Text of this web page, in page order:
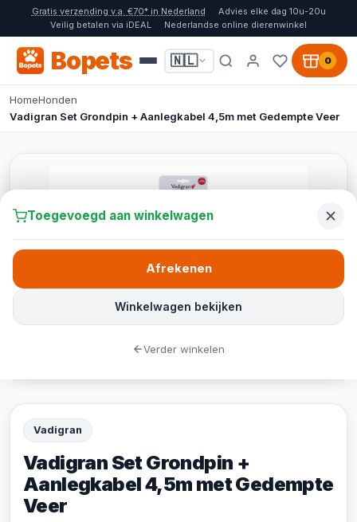
Gratis verzending v.a. €70* in Nederland
Advies elke dag 10u-20u
Veilig betalen via iDEAL
Nederlandse online dierenwinkel
Bopets 🇳🇱 0
HomeHonden
Vadigran Set Grondpin + Aanlegkabel 4,5m met Gedempte Veer
Vadigran
Vadigran Set Grondpin +
Aanlegkabel 4,5m met Gedempte
Veer
Toegevoegd aan winkelwagen
Winkelwagen bekijken
Afrekenen
Verder winkelen